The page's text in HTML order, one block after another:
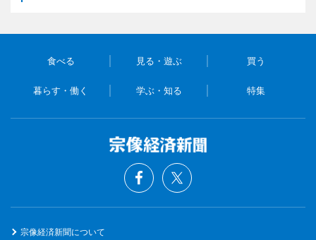
食べる 見る・遊ぶ 買う
暮らす・働く 学ぶ・知る 特集
宗像経済新聞について